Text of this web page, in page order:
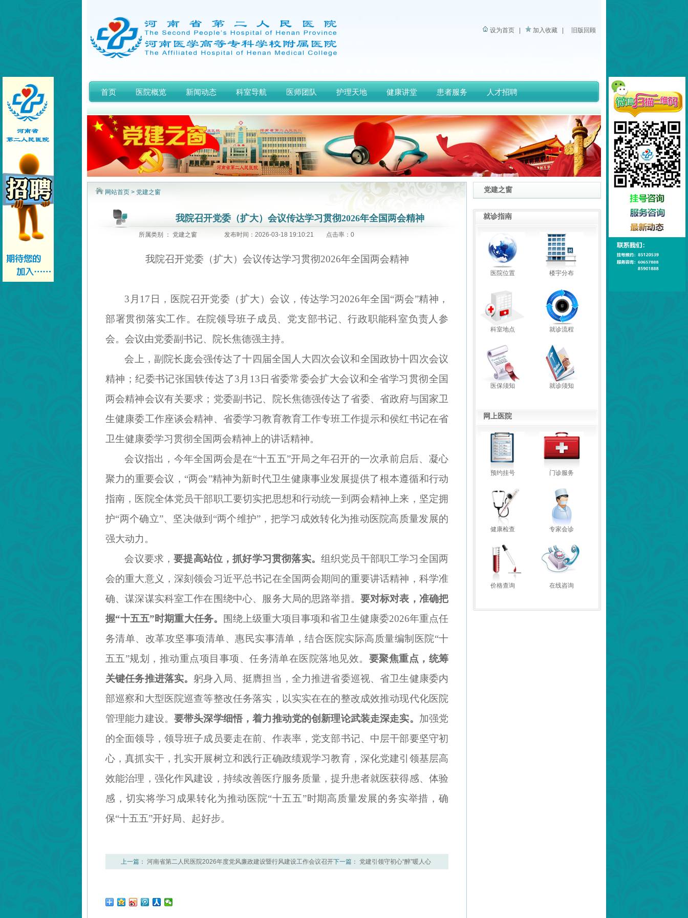
设为首页 加入收藏 旧版回顾
首页 医院概览 新闻动态 科室导航 医师团队 护理天地 健康讲堂 患者服务 人才招聘
网站首页 > 党建之窗
我院召开党委（扩大）会议传达学习贯彻2026年全国两会精神
所属类别 ： 党建之窗 发布时间：2026-03-18 19:10:21 点击率：0
我院召开党委（扩大）会议传达学习贯彻2026年全国两会精神
3月17日，医院召开党委（扩大）会议，传达学习2026年全国“两会”精神，
部署贯彻落实工作。在院领导班子成员、党支部书记、行政职能科室负责人参
会。会议由党委副书记、院长焦德强主持。
会上，副院长庞会强传达了十四届全国人大四次会议和全国政协十四次会议
精神；纪委书记张国轶传达了3月13日省委常委会扩大会议和全省学习贯彻全国
两会精神会议有关要求；党委副书记、院长焦德强传达了省委、省政府与国家卫
生健康委工作座谈会精神、省委学习教育教育工作专班工作提示和侯红书记在省
卫生健康委学习贯彻全国两会精神上的讲话精神。
会议指出，今年全国两会是在“十五五”开局之年召开的一次承前启后、凝心
聚力的重要会议，“两会”精神为新时代卫生健康事业发展提供了根本遵循和行动
指南，医院全体党员干部职工要切实把思想和行动统一到两会精神上来，坚定拥
护“两个确立”、坚决做到“两个维护”，把学习成效转化为推动医院高质量发展的
强大动力。
会议要求，要提高站位，抓好学习贯彻落实。 组织党员干部职工学习全国两
会的重大意义，深刻领会习近平总书记在全国两会期间的重要讲话精神，科学准
确、谋深谋实科室工作在围绕中心、服务大局的思路举措。 要对标对表，准确把
握“十五五”时期重大任务。 围绕上级重大项目事项和省卫生健康委2026年重点任
务清单、改革攻坚事项清单、惠民实事清单，结合医院实际高质量编制医院“十
五五”规划，推动重点项目事项、任务清单在医院落地见效。 要聚焦重点，统筹
关键任务推进落实。躬身入局、挺膺担当，全力推进省委巡视、省卫生健康委内
部巡察和大型医院巡查等整改任务落实，以实实在在的整改成效推动现代化医院
管理能力建设。要带头深学细悟，着力推动党的创新理论武装走深走实。 加强党
的全面领导，领导班子成员要走在前、作表率，党支部书记、中层干部要坚守初
心，真抓实干，扎实开展树立和践行正确政绩观学习教育，深化党建引领基层高
效能治理，强化作风建设，持续改善医疗服务质量，提升患者就医获得感、体验
感，切实将学习成果转化为推动医院“十五五”时期高质量发展的务实举措，确
保“十五五”开好局、起好步。
上一篇： 河南省第二人民医院2026年度党风廉政建设暨行风建设工作会议召开下一篇： 党建引领守初心“醉”暖人心
党建之窗
就诊指南
医院位置 楼宇分布
科室地点 就诊流程
医保须知 就诊须知
网上医院
预约挂号 门诊服务
健康检查 专家会诊
价格查询 在线咨询